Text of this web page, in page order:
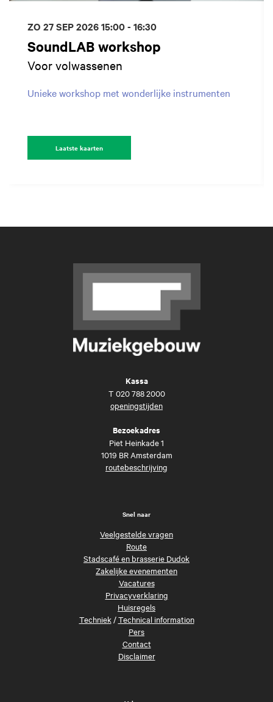
SoundLAB workshop
Voor volwassenen
Unieke workshop met wonderlijke instrumenten
ZO 27 SEP 202615:00 - 16:30
Laatste kaarten
Kassa
T 020 788 2000
openingstijden
Bezoekadres
Piet Heinkade 1
1019 BR Amsterdam
routebeschrijving
Snel naar
Veelgestelde vragen
Route
Stadscafé en brasserie Dudok
Zakelijke evenementen
Vacatures
Privacyverklaring
Huisregels
Techniek/Technical information
Pers
Contact
Disclaimer